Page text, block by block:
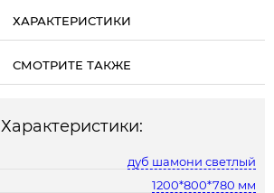
ХАРАКТЕРИСТИКИ
СМОТРИТЕ ТАКЖЕ
Характеристики:
дуб шамони светлый
1200*800*780 мм